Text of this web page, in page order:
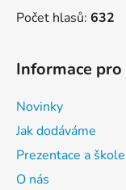
Počet hlasů: 632
Informace pro
Novinky
Jak dodáváme
Prezentace a
O nás